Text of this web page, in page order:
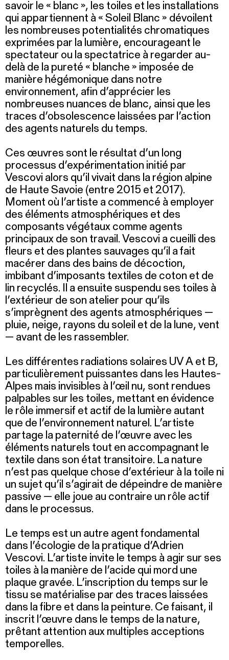
savoir le « blanc », les toiles et les installations
qui appartiennent à « Soleil Blanc » dévoilent
les nombreuses potentialités chromatiques
exprimées par la lumière, encourageant le
spectateur ou la spectatrice à regarder au-
delà de la pureté « blanche » imposée de
manière hégémonique dans notre
environnement, afin d’apprécier les
nombreuses nuances de blanc, ainsi que les
traces d’obsolescence laissées par l’action
des agents naturels du temps.
Ces œuvres sont le résultat d’un long
processus d’expérimentation initié par
Vescovi alors qu’il vivait dans la région alpine
de Haute Savoie (entre 2015 et 2017).
Moment où l’artiste a commencé à employer
des éléments atmosphériques et des
composants végétaux comme agents
principaux de son travail. Vescovi a cueilli des
fleurs et des plantes sauvages qu’il a fait
macérer dans des bains de décoction,
imbibant d’imposants textiles de coton et de
lin recyclés. Il a ensuite suspendu ses toiles à
l’extérieur de son atelier pour qu’ils
s’imprègnent des agents atmosphériques —
pluie, neige, rayons du soleil et de la lune, vent
— avant de les rassembler.
Les différentes radiations solaires UV A et B,
particulièrement puissantes dans les Hautes-
Alpes mais invisibles à l’œil nu, sont rendues
palpables sur les toiles, mettant en évidence
le rôle immersif et actif de la lumière autant
que de l’environnement naturel. L’artiste
partage la paternité de l’œuvre avec les
éléments naturels tout en accompagnant le
textile dans son état transitoire. La nature
n’est pas quelque chose d’extérieur à la toile ni
un sujet qu’il s’agirait de dépeindre de manière
passive — elle joue au contraire un rôle actif
dans le processus.
Le temps est un autre agent fondamental
dans l’écologie de la pratique d’Adrien
Vescovi. L’artiste invite le temps à agir sur ses
toiles à la manière de l’acide qui mord une
plaque gravée. L’inscription du temps sur le
tissu se matérialise par des traces laissées
dans la fibre et dans la peinture. Ce faisant, il
inscrit l’œuvre dans le temps de la nature,
prêtant attention aux multiples acceptions
temporelles.